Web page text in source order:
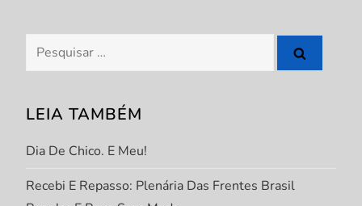
P
o
s
t
Pesquisar
por:
LEIA TAMBÉM
Dia De Chico. E Meu!
Recebi E Repasso: Plenária Das Frentes Brasil